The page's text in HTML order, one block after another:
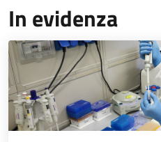
In evidenza